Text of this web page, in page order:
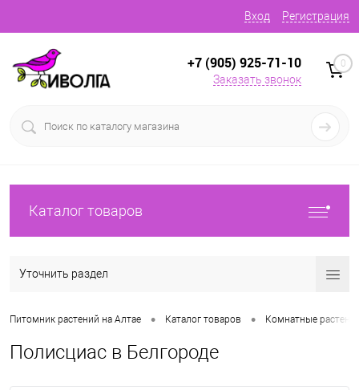
Вход Регистрация
+7 (905) 925-71-10
Заказать звонок
0
Каталог товаров
Уточнить раздел
Питомник растений на Алтае • Каталог товаров • Комнатные
Полисциас в Белгороде